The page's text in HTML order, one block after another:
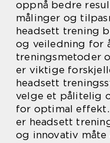
oppnå bedre
målinger og
headsett trening
og veiledning for
treningsmetoder
er viktige
headsett
velge et pålitelig
for optimal effekt.
er headsett
og innovativ måte